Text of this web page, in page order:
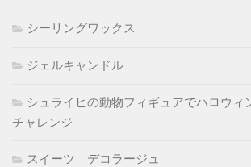
シーリングワックス
ジェルキャンドル
シュライヒの動物フィギュアでハロウィ
チャレンジ
スイーツ デコラージュ